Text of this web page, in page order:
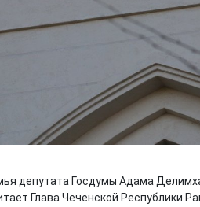
депутата Госдумы Адама
Глава Чеченской Республики